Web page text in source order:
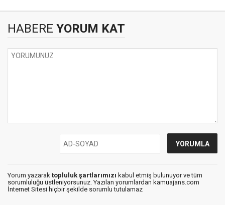
HABERE YORUM KAT
Yorum yazarak topluluk şartlarımızı kabul etmiş bulunuyor ve tüm
sorumluluğu üstleniyorsunuz. Yazılan yorumlardan kamuajans.com
İnternet Sitesi hiçbir şekilde sorumlu tutulamaz